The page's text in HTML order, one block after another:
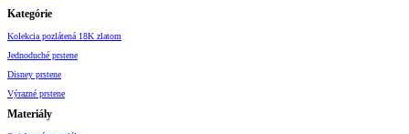
Kategórie
Kolekcia pozlátená 18K zlatom
Jednoduché prstene
Disney prstene
Výrazné prstene
Materiály